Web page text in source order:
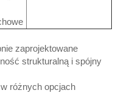
zaprojektowane
strukturalną i spójny
różnych opcjach